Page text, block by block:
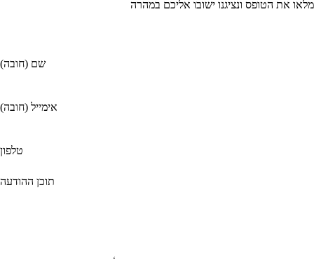
מלאו את הטופס ונציגנו ישובו אליכם במהרה
שם (חובה)
אימייל (חובה)